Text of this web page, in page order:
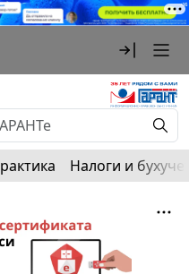
Налоги и